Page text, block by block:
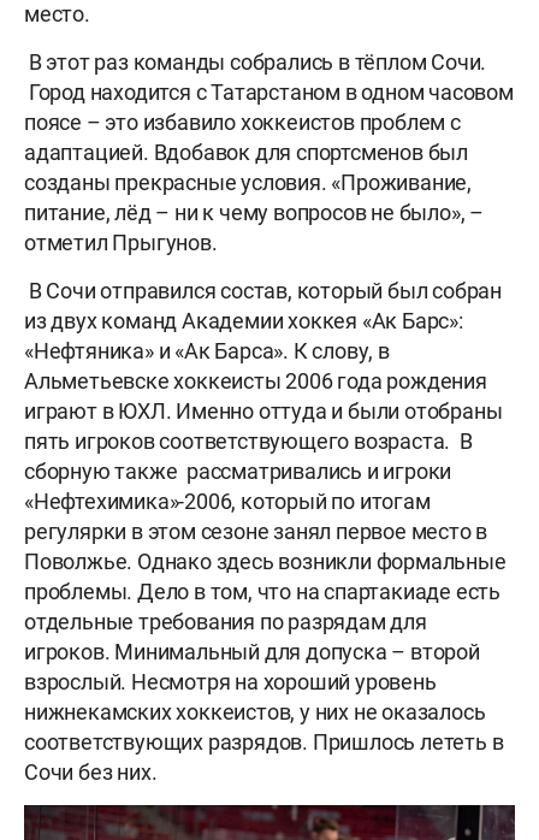
место.
В этот раз команды собрались в тёплом Сочи.
Город находится с Татарстаном в одном часовом
поясе – это избавило хоккеистов проблем с
адаптацией. Вдобавок для спортсменов был
созданы прекрасные условия. «Проживание,
питание, лёд – ни к чему вопросов не было», –
отметил Прыгунов.
В Сочи отправился состав, который был собран
из двух команд Академии хоккея «Ак Барс»:
«Нефтяника» и «Ак Барса». К слову, в
Альметьевске хоккеисты 2006 года рождения
играют в ЮХЛ. Именно оттуда и были отобраны
пять игроков соответствующего возраста. В
сборную также рассматривались и игроки
«Нефтехимика»-2006, который по итогам
регулярки в этом сезоне занял первое место в
Поволжье. Однако здесь возникли формальные
проблемы. Дело в том, что на спартакиаде есть
отдельные требования по разрядам для
игроков. Минимальный для допуска – второй
взрослый. Несмотря на хороший уровень
нижнекамских хоккеистов, у них не оказалось
соответствующих разрядов. Пришлось лететь в
Сочи без них.